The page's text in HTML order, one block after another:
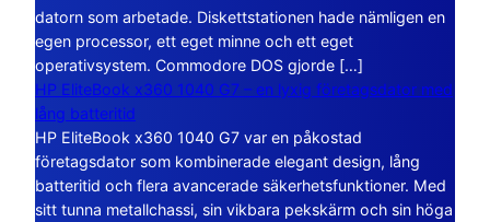
datorn som arbetade. Diskettstationen hade nämligen en
egen processor, ett eget minne och ett eget
operativsystem. Commodore DOS gjorde […]
HP EliteBook x360 1040 G7 – en lyxig företagsdator med
lång batteritid
HP EliteBook x360 1040 G7 var en påkostad
företagsdator som kombinerade elegant design, lång
batteritid och flera avancerade säkerhetsfunktioner. Med
sitt tunna metallchassi, sin vikbara pekskärm och sin höga